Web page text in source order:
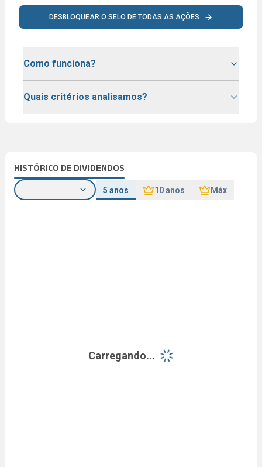
DESBLOQUEAR O SELO DE TODAS AS AÇÕES
Como funciona?
Quais critérios analisamos?
HISTÓRICO DE DIVIDENDOS
5 anos 10 anos Máx
Carregando...